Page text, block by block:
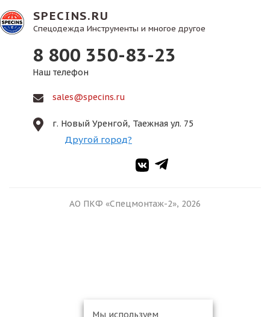
SPECINS.RU
Спецодежда Инструменты и многое другое
8 800 350-83-23
Наш телефон
sales@specins.ru
г. Новый Уренгой, Таежная ул. 75
Другой город?
АО ПКФ «Спецмонтаж-2», 2026
Мы используем